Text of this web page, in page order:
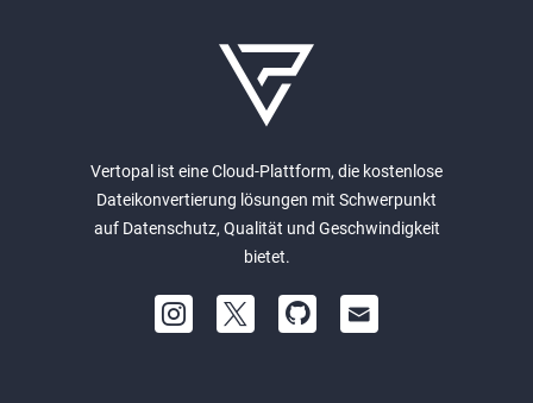
Vertopal ist eine Cloud-Plattform, die kostenlose
Dateikonvertierung lösungen mit Schwerpunkt
auf Datenschutz, Qualität und Geschwindigkeit
bietet.